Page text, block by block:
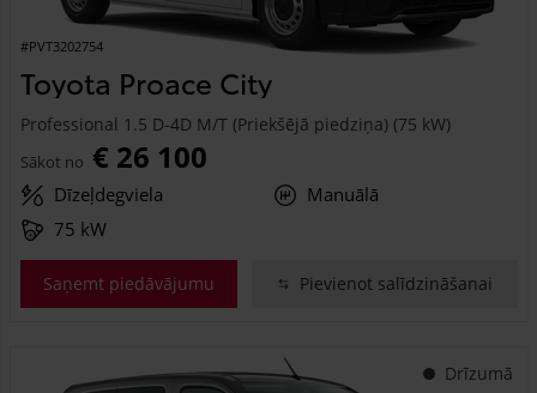
#PVT3202754
Toyota Proace City
Professional 1.5 D-4D M/T (Priekšējā piedziņa) (75 kW)
Sākot no € 26 100
Dīzeļdegviela
Manuālā
75 kW
Saņemt piedāvājumu Pievienot salīdzināšanai
Drīzumā